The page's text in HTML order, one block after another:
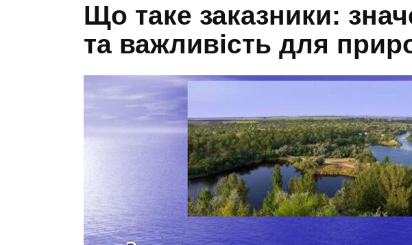
Що таке заказники:
та важливість для